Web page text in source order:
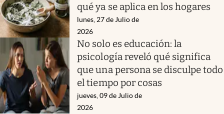
qué ya se aplica en los hogares
lunes, 27 de Julio de
2026
No solo es educación: la
psicología reveló qué significa
que una persona se disculpe todo
el tiempo por cosas
jueves, 09 de Julio de
2026